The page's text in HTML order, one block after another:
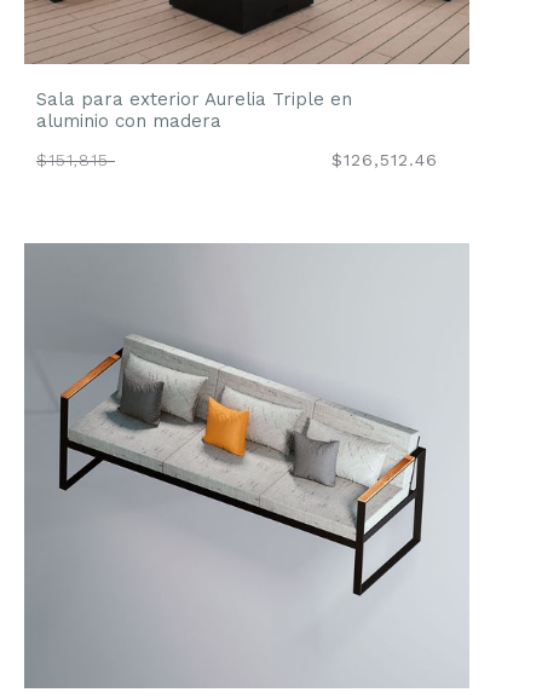
Sala para exterior Aurelia Triple en
aluminio con madera
$151,815 $126,512.46